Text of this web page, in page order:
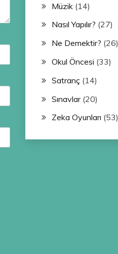
Müzik(14)
Nasıl Yapılır? (27)
Ne Demektir? (26)
Okul Öncesi (33)
Satranç(14)
Sınavlar(20)
Zeka Oyunları (53)